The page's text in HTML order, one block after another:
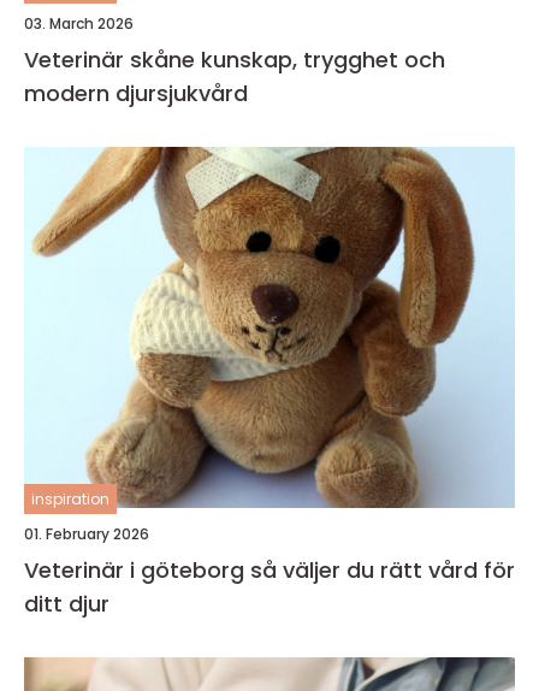
03. March 2026
Veterinär skåne kunskap, trygghet och
modern djursjukvård
inspiration
01. February 2026
Veterinär i göteborg så väljer du rätt vård för
ditt djur